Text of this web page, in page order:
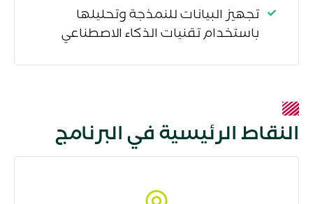
تجهيز البيانات للنمذجة وتحليلها
باستخدام تقنيات الذكاء الاصطناعي
النقاط الرئيسية في البرنامج